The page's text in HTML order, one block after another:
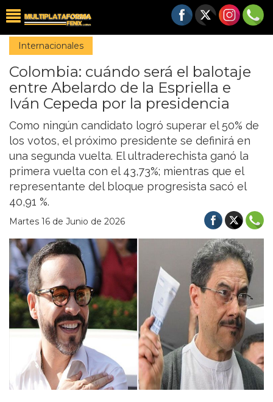
Internacionales
Colombia: cuándo será el balotaje
entre Abelardo de la Espriella e
Iván Cepeda por la presidencia
Como ningún candidato logró superar el 50% de
los votos, el próximo presidente se definirá en
una segunda vuelta. El ultraderechista ganó la
primera vuelta con el 43,73%; mientras que el
representante del bloque progresista sacó el
40,91 %.
Martes 16 de Junio de 2026